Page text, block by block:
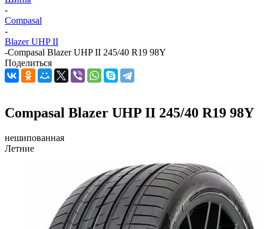
-
Compasal
-
Blazer UHP II
-Compasal Blazer UHP II 245/40 R19 98Y
Поделиться
Compasal Blazer UHP II 245/40 R19 98Y
нешипованная
Летние